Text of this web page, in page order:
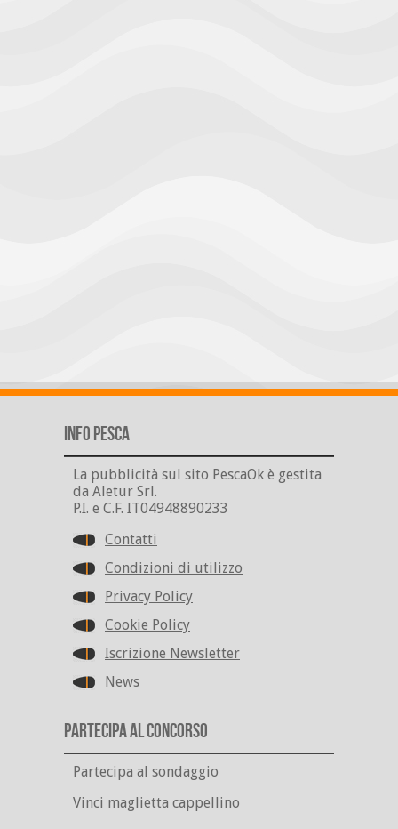
Info Pesca
La pubblicità sul sito PescaOk è gestita
da Aletur Srl.
P.I. e C.F. IT04948890233
Contatti
Condizioni di utilizzo
Privacy Policy
Cookie Policy
Iscrizione Newsletter
News
Partecipa al Concorso
Partecipa al sondaggio
Vinci maglietta cappellino